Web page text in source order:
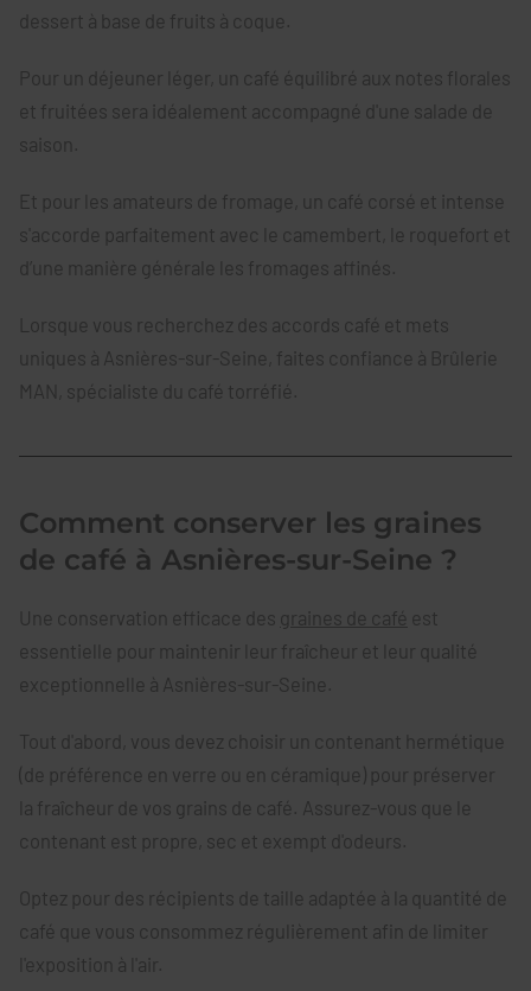
dessert à base de fruits à coque.
Pour un déjeuner léger, un café équilibré aux notes florales
et fruitées sera idéalement accompagné d'une salade de
saison.
Et pour les amateurs de fromage, un café corsé et intense
s'accorde parfaitement avec le camembert, le roquefort et
d’une manière générale les fromages affinés.
Lorsque vous recherchez des accords café et mets
uniques à Asnières-sur-Seine, faites confiance à Brûlerie
MAN, spécialiste du café torréfié.
Comment conserver les graines
de café à Asnières-sur-Seine ?
Une conservation efficace des graines de café est
essentielle pour maintenir leur fraîcheur et leur qualité
exceptionnelle à Asnières-sur-Seine.
Tout d'abord, vous devez choisir un contenant hermétique
(de préférence en verre ou en céramique) pour préserver
la fraîcheur de vos grains de café. Assurez-vous que le
contenant est propre, sec et exempt d'odeurs.
Optez pour des récipients de taille adaptée à la quantité de
café que vous consommez régulièrement afin de limiter
l'exposition à l'air.